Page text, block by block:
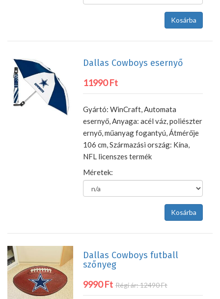
Dallas Cowboys esernyő
11990 Ft
Gyártó: WinCraft, Automata
esernyő, Anyaga: acél váz, poliészter
ernyő, műanyag fogantyú, Átmérője
106 cm, Származási ország: Kína,
NFL licenszes termék
Méretek:
Dallas Cowboys futball
szőnyeg
9990 Ft Régi ár: 12490 Ft